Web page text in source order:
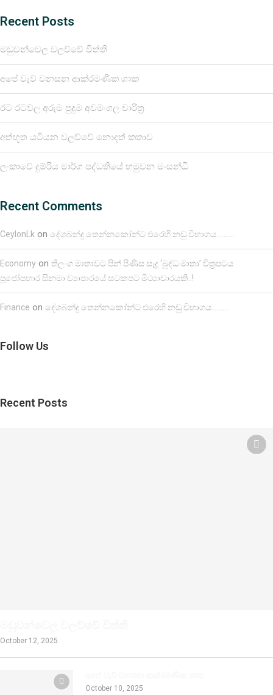
Recent Posts
මඩුවන්වෙල වලව්වේ විත්ති
අපේ වැව් වනසන ආක්රමණික ශාක
රට රටවල අරුම පුදුම අවමංගල චාරිත්‍ර
අත්භූත යටියන වලව්වේ නොදත් කතාව
ලංකාවේ දුම්රිය මාර්ග පද්ධතියේ හමුවන මංසන්ධි
Recent Comments
CeylonLk on දේශබන්දු තෙන්නකෝන්ට එරෙහි නඩු විභාගය……….
Economy on තිලංග මාතාවට පින් පිණිස සෑදූ ‘බුද්ධ මාතා’ චිත්‍රපටය
පූජෝපහාර සිනමා ව්‍යාපාරයේ සටකපට මිථ්‍යාචාරයකි..!
Finance on දේශබන්දු තෙන්නකෝන්ට එරෙහි නඩු විභාගය……….
Follow Us
Recent Posts
October 12, 2025
October 10, 2025